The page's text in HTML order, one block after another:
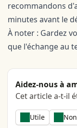
recommandons
minutes avant le
À noter : Gardez
que l'échange au
Aidez-nous à
Cet article a-t-il
Utile